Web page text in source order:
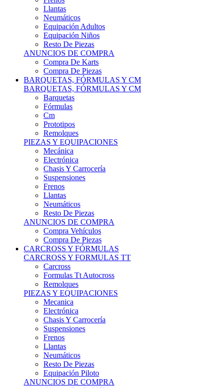
Llantas
Neumáticos
Equipación Adultos
Equipación Niños
Resto De Piezas
ANUNCIOS DE COMPRA
Compra De Karts
Compra De Piezas
BARQUETAS, FÓRMULAS Y CM
BARQUETAS, FÓRMULAS Y CM
Barquetas
Fórmulas
Cm
Prototipos
Remolques
PIEZAS Y EQUIPACIONES
Mecánica
Electrónica
Chasis Y Carrocería
Suspensiones
Frenos
Llantas
Neumáticos
Resto De Piezas
ANUNCIOS DE COMPRA
Compra Vehículos
Compra De Piezas
CARCROSS Y FÓRMULAS
CARCROSS Y FORMULAS TT
Carcross
Formulas Tt Autocross
Remolques
PIEZAS Y EQUIPACIONES
Mecanica
Electrónica
Chasis Y Carrocería
Suspensiones
Frenos
Llantas
Neumáticos
Resto De Piezas
Equipación Piloto
ANUNCIOS DE COMPRA